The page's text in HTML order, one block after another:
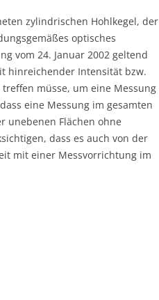
zylindrischen Hohlkegel, der
optisches
vom 24. Januar 2002 geltend
hinreichender Intensität bzw.
müsse, um eine Messung
eine Messung im gesamten
unebenen Flächen ohne
dass es auch von der
mit einer Messvorrichtung im